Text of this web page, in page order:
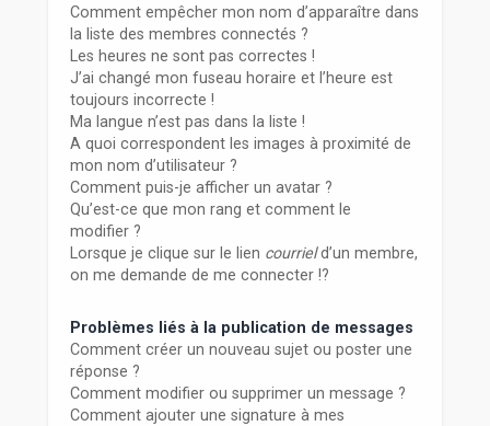
Comment empêcher mon nom d’apparaître dans
la liste des membres connectés ?
Les heures ne sont pas correctes !
J’ai changé mon fuseau horaire et l’heure est
toujours incorrecte !
Ma langue n’est pas dans la liste !
A quoi correspondent les images à proximité de
mon nom d’utilisateur ?
Comment puis-je afficher un avatar ?
Qu’est-ce que mon rang et comment le
modifier ?
Lorsque je clique sur le lien courrield’un membre,
on me demande de me connecter !?
Problèmes liés à la publication de messages
Comment créer un nouveau sujet ou poster une
réponse ?
Comment modifier ou supprimer un message ?
Comment ajouter une signature à mes